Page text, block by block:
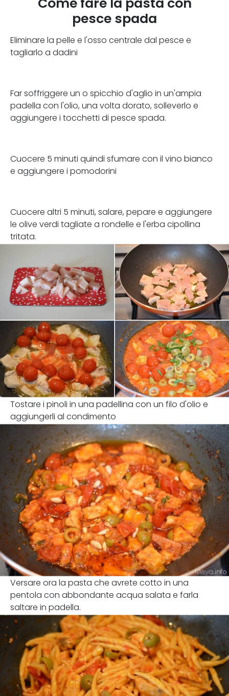
pesce spada
Eliminare la pelle e l'osso centrale dal pesce e
tagliarlo a dadini
Far soffriggere un o spicchio d'aglio in un'ampia
padella con l'olio, una volta dorato, solleverlo e
aggiungere i tocchetti di pesce spada.
Cuocere 5 minuti quindi sfumare con il vino bianco
e aggiungere i pomodorini
Cuocere altri 5 minuti, salare, pepare e aggiungere
le olive verdi tagliate a rondelle e l'erba cipollina
tritata.
Tostare i pinoli in una padellina con un filo d'olio e
aggiungerli al condimento
Versare ora la pasta che avrete cotto in una
pentola con abbondante acqua salata e farla
saltare in padella.